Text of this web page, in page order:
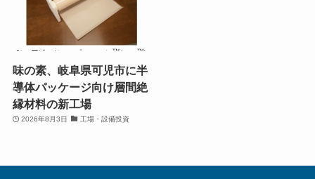
味の素、岐阜県可児市に半
導体パッケージ向け層間絶
縁材料の新工場
2026年8月3日 工場・設備投資